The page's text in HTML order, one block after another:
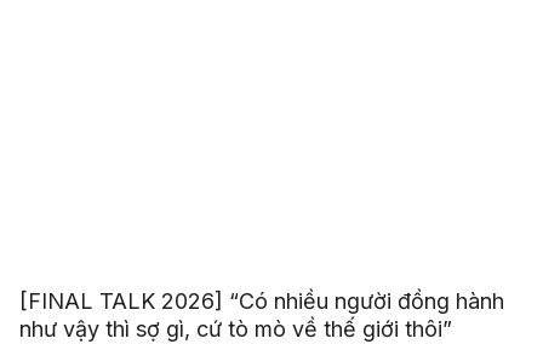
[FINAL TALK 2026] “Có nhiều người đồng hành
như vậy thì sợ gì, cứ tò mò về thế giới thôi”